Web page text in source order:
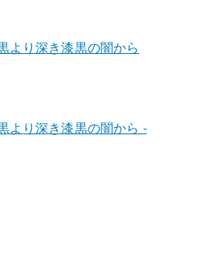
より深き漆黒の闇から
より深き漆黒の闇から -